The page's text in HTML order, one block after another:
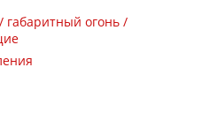
огонь /